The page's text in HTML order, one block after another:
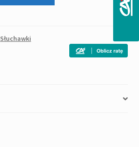
Słuchawki